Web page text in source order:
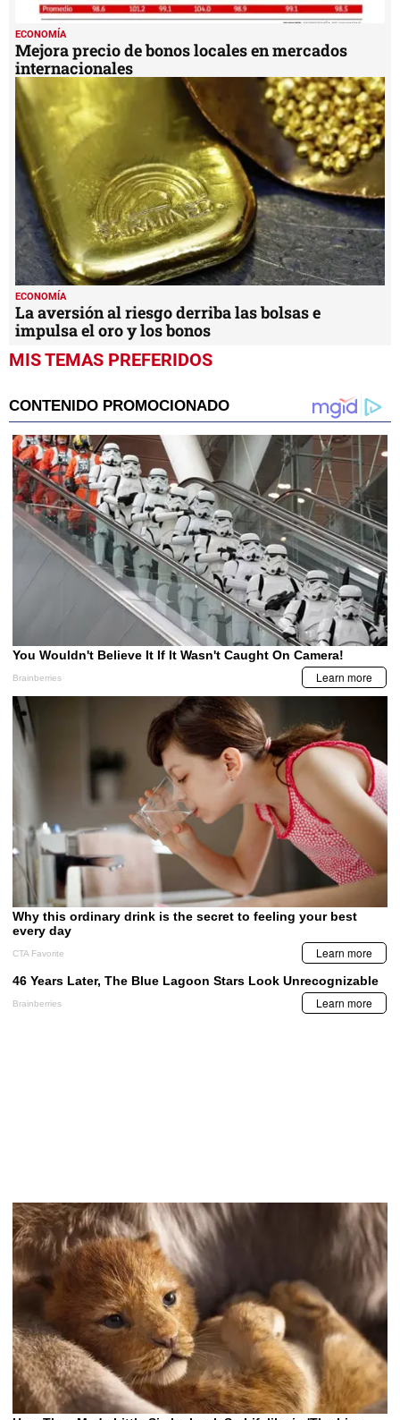
ECONOMÍA
Mejora precio de bonos locales en mercados
internacionales
ECONOMÍA
La aversión al riesgo derriba las bolsas e
impulsa el oro y los bonos
MIS TEMAS PREFERIDOS